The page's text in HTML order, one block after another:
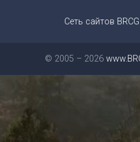
Сеть сайтов
© 2005 – 2026